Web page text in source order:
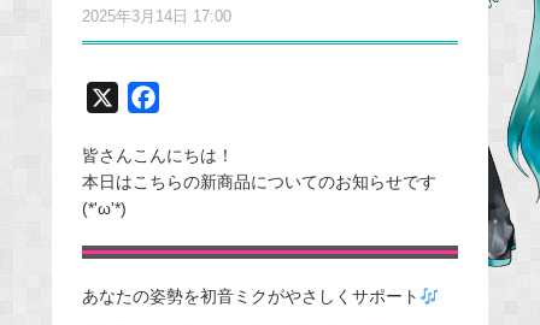
2025年3月14日 17:00
c
e
o
o
皆さんこんにちは！
本日はこちらの新商品についてのお知らせです
(*'ω'*)
あなたの姿勢を初音ミクがやさしくサポート